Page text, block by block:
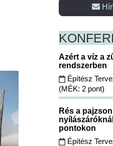
Azért a víz a
rendszerben
Építész
(MÉK: 2 pont)
Rés a
pontokon
Építész